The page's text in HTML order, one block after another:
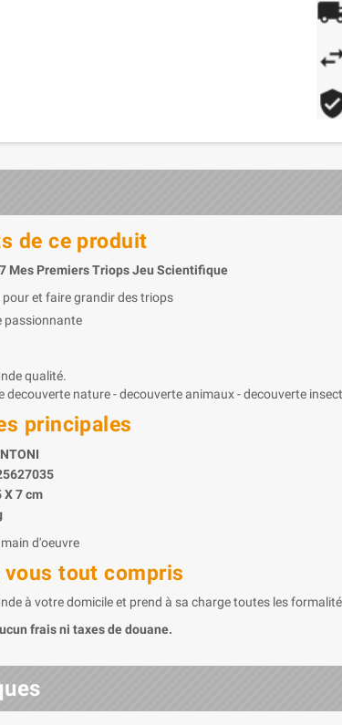
de ce produit
Mes Premiers Triops Jeu Scientifique
et faire grandir des triops
passionnante
qualité.
nature - decouverte animaux - decouverte
principales
X 7 cm
d'oeuvre
tout compris
à votre domicile et prend à sa charge toutes les
frais ni taxes de douane.